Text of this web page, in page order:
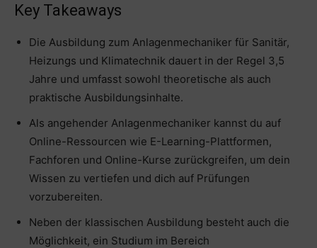
Key Takeaways
Die Ausbildung zum Anlagenmechaniker für Sanitär,
Heizungs und Klimatechnik dauert in der Regel 3,5
Jahre und umfasst sowohl theoretische als auch
praktische Ausbildungsinhalte.
Als angehender Anlagenmechaniker kannst du auf
Online-Ressourcen wie E-Learning-Plattformen,
Fachforen und Online-Kurse zurückgreifen, um dein
Wissen zu vertiefen und dich auf Prüfungen
vorzubereiten.
Neben der klassischen Ausbildung besteht auch die
Möglichkeit, ein Studium im Bereich